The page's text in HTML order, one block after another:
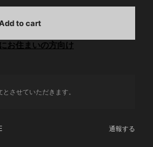
to cart
お住まいの方向け
させていただきます。
通報する